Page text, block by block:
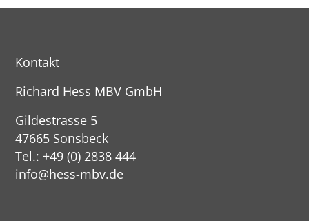
Kontakt
Richard Hess MBV GmbH
Gildestrasse 5
47665 Sonsbeck
Tel.: +49 (0) 2838 444
info@hess-mbv.de